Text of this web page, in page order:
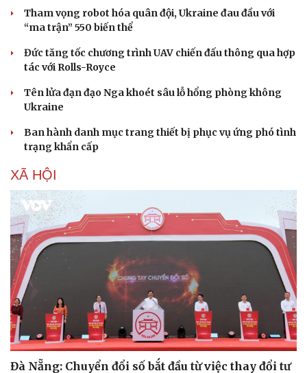
Âm nhạc
Di sản
Sao Việt
Tham vọng robot hóa quân đội, Ukraine đau đầu với
“ma trận” 550 biến thể
Đức tăng tốc chương trình UAV chiến đấu thông qua hợp
tác với Rolls-Royce
Tên lửa đạn đạo Nga khoét sâu lỗ hổng phòng không
Ukraine
Ban hành danh mục trang thiết bị phục vụ ứng phó tình
trạng khẩn cấp
XÃ HỘI
Đà Nẵng: Chuyển đổi số bắt đầu từ việc thay đổi tư